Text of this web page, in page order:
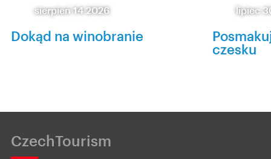
sierpień 14 2026
Dokąd na winobranie
lipiec
czesku
CzechTourism